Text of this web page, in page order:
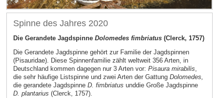
Spinne des Jahres 2020
Die Gerandete Jagdspinne Dolomedes fimbriatus(Clerck, 1757)
Die Gerandete Jagdspinne gehört zur Familie der Jagdspinnen
(Pisauridae). Diese Spinnenfamilie zählt weltweit 356 Arten, in
Deutschland kommen dagegen nur 3 Arten vor: Pisaura mirabilis,
die sehr häufige Listspinne und zwei Arten der Gattung Dolomedes,
die gerandete Jagdspinne D. fimbriatus unddie Große Jagdspinne
D. plantarius (Clerck, 1757).